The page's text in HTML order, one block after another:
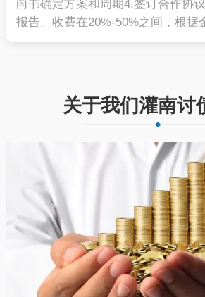
向书确定方案和周期4.签订合作协
报告。收费在20%-50%之间，根据
关于我们灌南讨